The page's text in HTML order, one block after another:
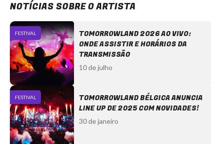
NOTÍCIAS SOBRE O ARTISTA
FESTIVAL
TOMORROWLAND 2026 AO VIVO:
ONDE ASSISTIR E HORÁRIOS DA
TRANSMISSÃO
10 de julho
FESTIVAL
TOMORROWLAND BÉLGICA ANUNCIA
LINE UP DE 2025 COM NOVIDADES!
30 de janeiro